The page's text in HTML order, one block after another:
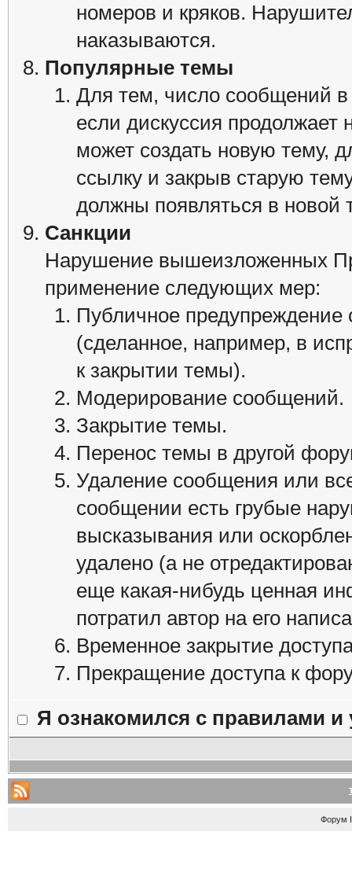
номеров и кряков.
наказываются.
Популярные темы
Для тем, число сообщений
если дискуссия продолжает
может создать новую тему,
ссылку и закрыв старую
должны появляться в новой
Санкции
Нарушение вышеизложенных
применение следующих мер:
Публичное
(сделанное, например, в
к закрытии темы).
Модерирование сообщений.
Закрытие темы.
Перенос темы в другой
Удаление сообщения или
сообщении есть грубые
высказывания или
удалено (а не
еще какая-нибудь ценная
потратил автор на его
Временное закрытие
Прекращение доступа к
Я ознакомился с правилами
Форум